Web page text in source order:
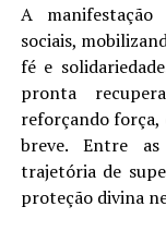
A
sociais,
fé e
pronta
reforçando força,
breve. Entre as
trajetória de
proteção divina